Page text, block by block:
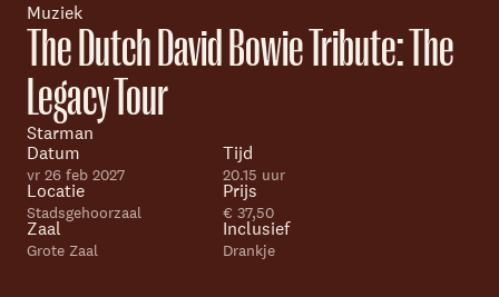
Muziek
The Dutch David Bowie Tribute: The
Legacy Tour
Starman
Datum
vr 26 feb 2027
Tijd
20.15 uur
Locatie
Stadsgehoorzaal
Prijs
€ 37,50
Zaal
Grote Zaal
Inclusief
Drankje